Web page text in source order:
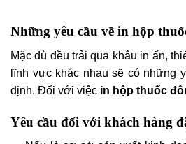
Những yêu cầu về in hộp
Mặc dù đều trải qua khâu in ấn,
lĩnh vực khác nhau sẽ có những
định. Đối với việc in hộp thuốc
Yêu cầu đối với khách hàng